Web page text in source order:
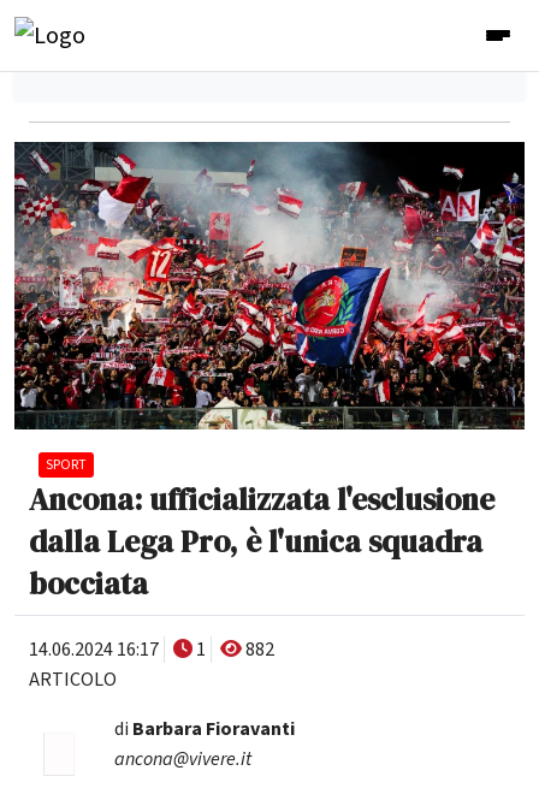
SPORT
Ancona: ufficializzata l'esclusione
dalla Lega Pro, è l'unica squadra
bocciata
14.06.2024 16:17 1
882
ARTICOLO
di Barbara Fioravanti
ancona@vivere.it